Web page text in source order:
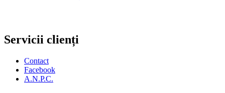
Servicii clienți
Contact
Facebook
A.N.P.C.